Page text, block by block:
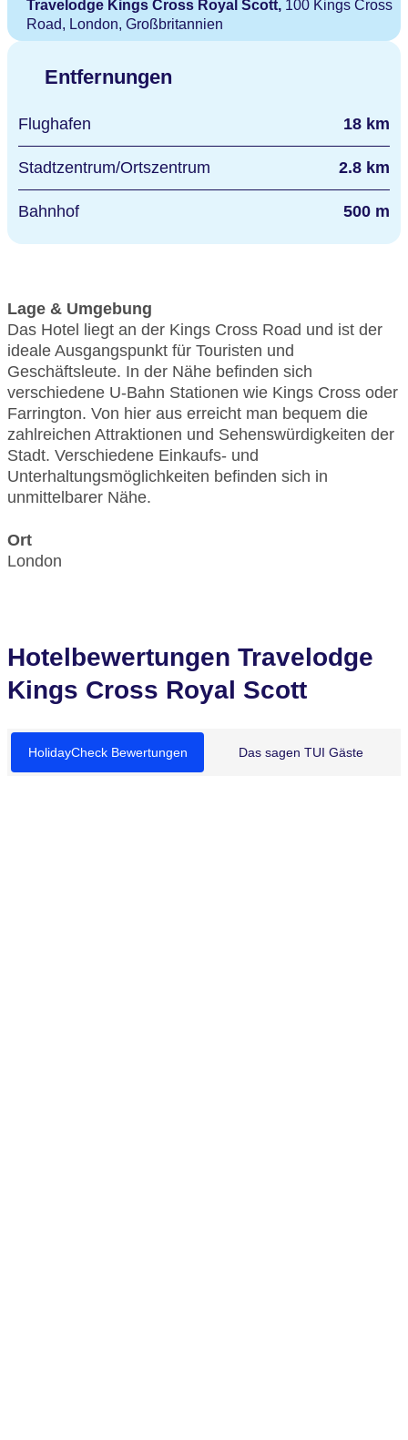
Travelodge Kings Cross Royal Scott,100 Kings Cross
Road, London, Großbritannien
Entfernungen
Flughafen 18 km
Stadtzentrum/Ortszentrum 2.8 km
Bahnhof 500 m
Lage & Umgebung
Das Hotel liegt an der Kings Cross Road und ist der
ideale Ausgangspunkt für Touristen und
Geschäftsleute. In der Nähe befinden sich
verschiedene U-Bahn Stationen wie Kings Cross oder
Farrington. Von hier aus erreicht man bequem die
zahlreichen Attraktionen und Sehenswürdigkeiten der
Stadt. Verschiedene Einkaufs- und
Unterhaltungsmöglichkeiten befinden sich in
unmittelbarer Nähe.
Ort
London
Hotelbewertungen Travelodge
Kings Cross Royal Scott
HolidayCheck Bewertungen Das sagen TUI Gäste